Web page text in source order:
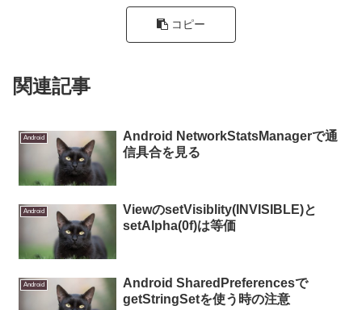
コピー
関連記事
Android
Android NetworkStatsManagerで通
信具合を見る
Android
ViewのsetVisiblity(INVISIBLE)と
setAlpha(0f)は等価
Android
Android SharedPreferencesで
getStringSetを使う時の注意